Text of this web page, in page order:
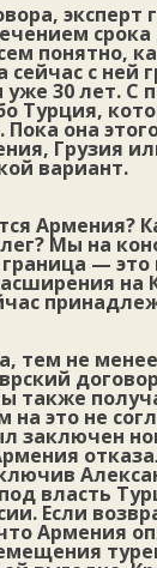
эксперт
срока
понятно,
с ней
уже 30 лет. С
Турция,
она
Грузия
вариант.
Армения?
Мы на
— это
на
тем не
также
это не
заключен
власть
Если
Армения